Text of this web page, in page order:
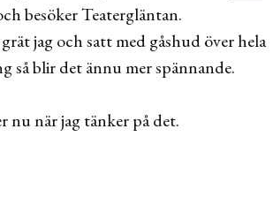
besöker Teatergläntan.
jag och satt med gåshud över hela
så blir det ännu mer spännande.
nu när jag tänker på det.